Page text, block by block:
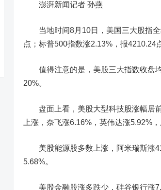
澎湃新闻记者 孙燕
当地时间8月10日，美国三大股指全
点；标普500指数涨2.13%，报4210.24
值得注意的是，美股三大指数收盘均
20%。
盘面上看，美股大型科技股涨幅居前
上涨，奈飞涨6.16%，英伟达涨5.92%
美股能源股多数上涨，阿米瑞斯涨
5.68%。
美股金融股涨多跌少，硅谷银行涨